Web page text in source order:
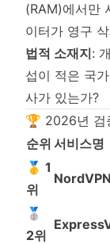
(RAM)에서만
이터가 영구
법적 소재지:
섭이 적은 국
사가 있는가?
🏆 2026년 검
순위 서비스명
🥇 1
위
NordVPN
🥈
2위